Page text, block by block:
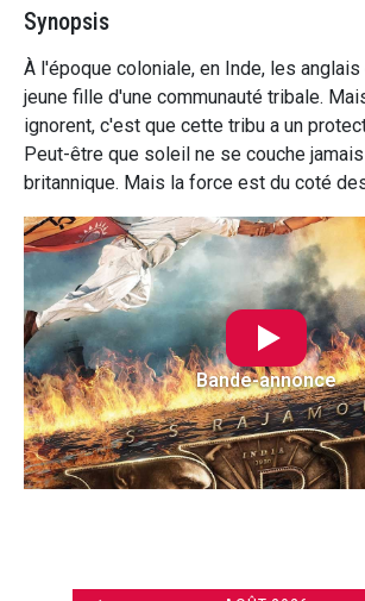
Synopsis
À l'époque coloniale, en Inde, les
jeune fille d'une communauté tribale.
ignorent, c'est que cette tribu a un
Peut-être que soleil ne se couche
britannique. Mais la force est du coté
Bande-annonce